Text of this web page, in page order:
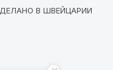
В ШВЕЙЦАРИИ